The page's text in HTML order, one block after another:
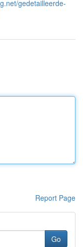
gedetailleerde-
Report Page
Go